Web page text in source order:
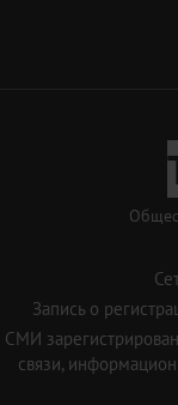
Запись о
СМИ
связи,